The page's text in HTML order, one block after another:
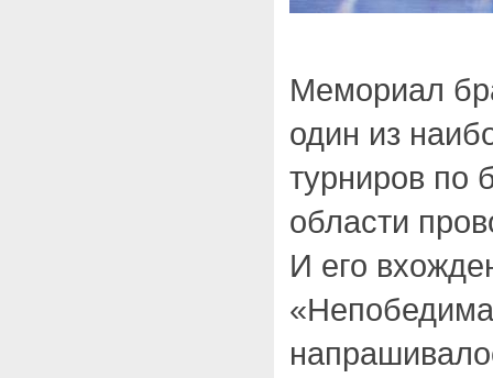
Мемориал
один из
турниров по
области
И его